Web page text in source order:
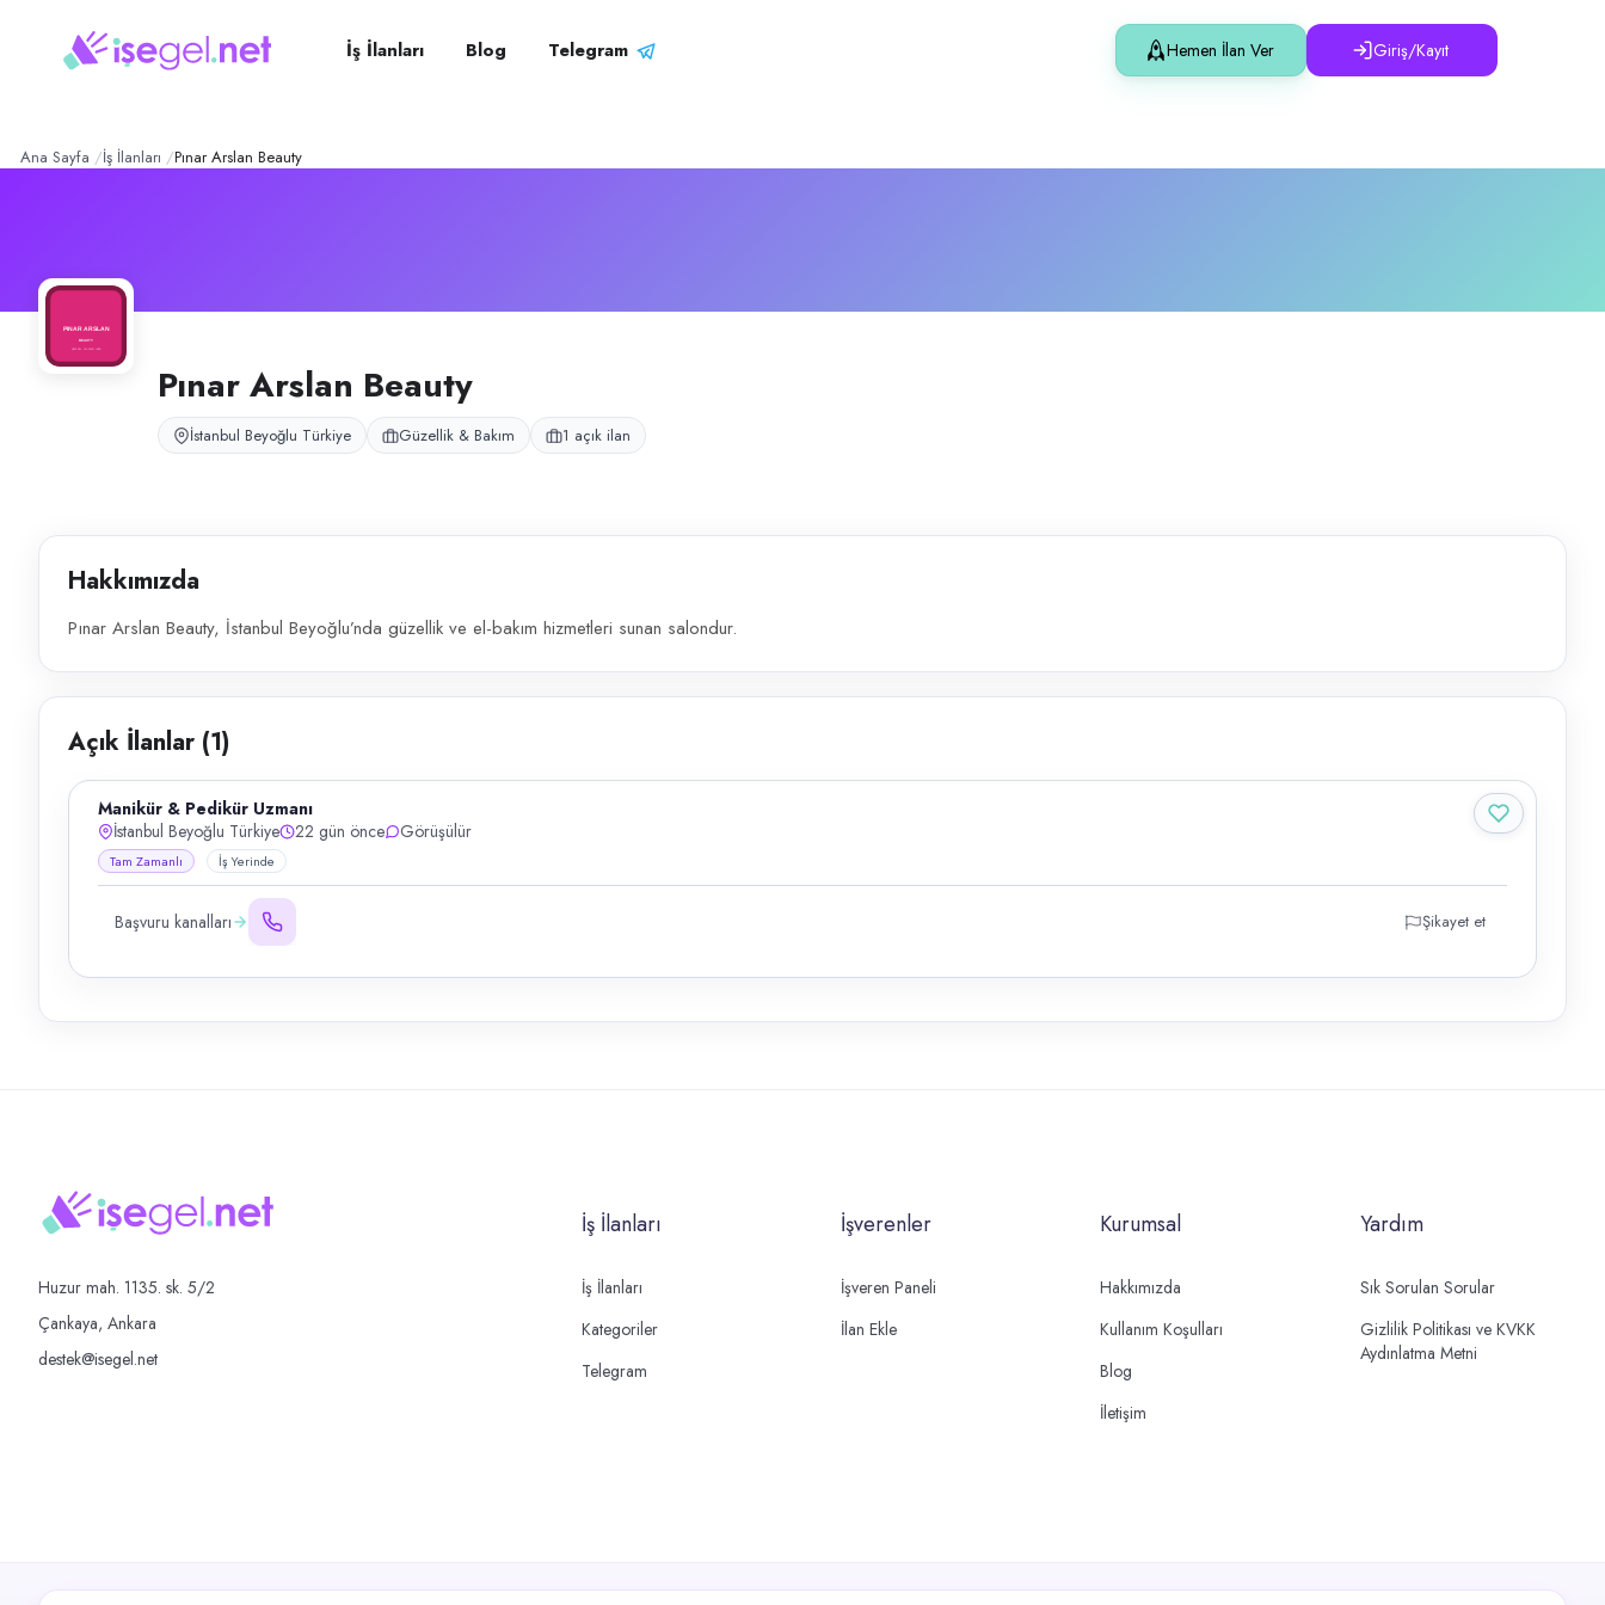
Arslan Beauty – Şirket Profili
Pınar Arslan Beauty, İstanbul Beyoğlu’nda güzellik ve el-bakım hizmetleri sunan salondur.
pozisyonlar
Manikür & Pedikür Uzmanı
İş İlanları Blog Telegram Hemen İlan Ver Giriş/Kayıt
Ana Sayfa İş İlanları Pınar Arslan Beauty
Pınar Arslan Beauty
İstanbul Beyoğlu Türkiye Güzellik & Bakım 1 açık ilan
Hakkımızda
Pınar Arslan Beauty, İstanbul Beyoğlu’nda güzellik ve el-bakım hizmetleri sunan salondur.
Açık İlanlar (1)
Manikür & Pedikür Uzmanı
İstanbul Beyoğlu Türkiye
22 gün önce Görüşülür
Tam Zamanlı İş Yerinde
Başvuru kanalları Şikayet et
Huzur mah. 1135. sk. 5/2
Çankaya, Ankara
destek@isegel.net
İş İlanları
İş İlanları
Kategoriler
Telegram
İşverenler
İşveren Paneli
İlan Ekle
Kurumsal
Hakkımızda
Kullanım Koşulları
Blog
İletişim
Yardım
Sık Sorulan Sorular
Gizlilik Politikası ve KVKK
Aydınlatma Metni